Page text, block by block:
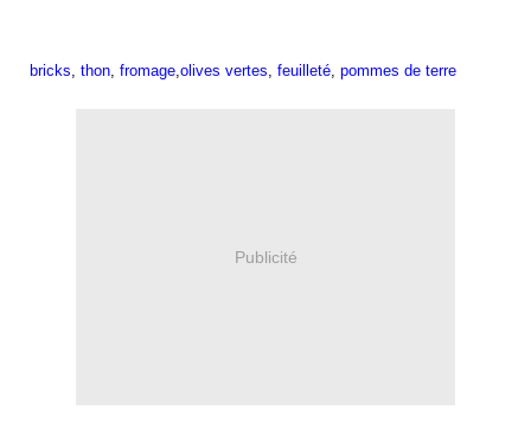
bricks, thon, fromage,olives vertes, feuilleté, pommes de terre
Publicité